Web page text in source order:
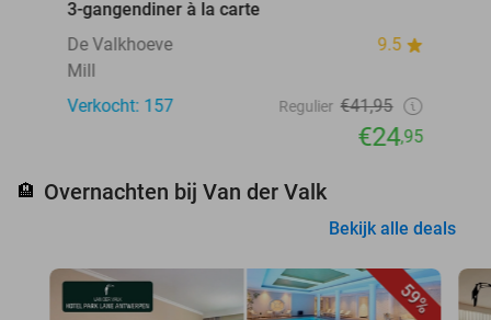
3-gangendiner à la carte
De Valkhoeve
9.5
Mill
Verkocht: 157
Regulier €41,95
€24,95
🏨 Overnachten bij Van der Valk
Bekijk alle deals
59%